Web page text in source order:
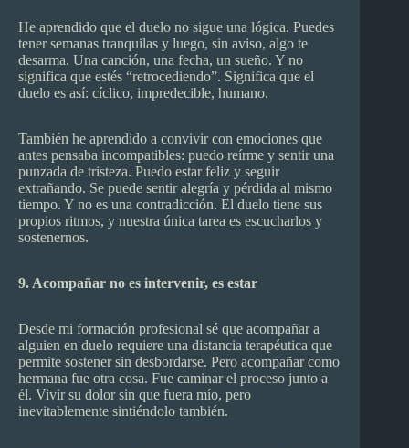
He aprendido que el duelo no sigue una lógica. Puedes
tener semanas tranquilas y luego, sin aviso, algo te
desarma. Una canción, una fecha, un sueño. Y no
significa que estés “retrocediendo”. Significa que el
duelo es así: cíclico, impredecible, humano.
También he aprendido a convivir con emociones que
antes pensaba incompatibles: puedo reírme y sentir una
punzada de tristeza. Puedo estar feliz y seguir
extrañando. Se puede sentir alegría y pérdida al mismo
tiempo. Y no es una contradicción. El duelo tiene sus
propios ritmos, y nuestra única tarea es escucharlos y
sostenernos.
9. Acompañar no es intervenir, es estar
Desde mi formación profesional sé que acompañar a
alguien en duelo requiere una distancia terapéutica que
permite sostener sin desbordarse. Pero acompañar como
hermana fue otra cosa. Fue caminar el proceso junto a
él. Vivir su dolor sin que fuera mío, pero
inevitablemente sintiéndolo también.